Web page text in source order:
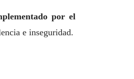
por el
e inseguridad.